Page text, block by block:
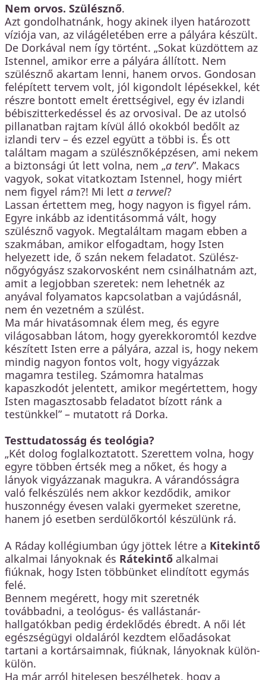
Nem orvos. Szülésznő.
Azt gondolhatnánk, hogy akinek ilyen határozott
víziója van, az világéletében erre a pályára készült.
De Dorkával nem így történt. „Sokat küzdöttem az
Istennel, amikor erre a pályára állított. Nem
szülésznő akartam lenni, hanem orvos. Gondosan
felépített tervem volt, jól kigondolt lépésekkel, két
részre bontott emelt érettségivel, egy év izlandi
bébiszitterkedéssel és az orvosival. De az utolsó
pillanatban rajtam kívül álló okokból bedőlt az
izlandi terv – és ezzel együtt a többi is. És ott
találtam magam a szülésznőképzésen, ami nekem
a biztonsági út lett volna, nem „a terv”. Makacs
vagyok, sokat vitatkoztam Istennel, hogy miért
nem figyel rám?! Mi lett a tervvel?
Lassan értettem meg, hogy nagyon is figyel rám.
Egyre inkább az identitásommá vált, hogy
szülésznő vagyok. Megtaláltam magam ebben a
szakmában, amikor elfogadtam, hogy Isten
helyezett ide, ő szán nekem feladatot. Szülész-
nőgyógyász szakorvosként nem csinálhatnám azt,
amit a legjobban szeretek: nem lehetnék az
anyával folyamatos kapcsolatban a vajúdásnál,
nem én vezetném a szülést.
Ma már hivatásomnak élem meg, és egyre
világosabban látom, hogy gyerekkoromtól kezdve
készített Isten erre a pályára, azzal is, hogy nekem
mindig nagyon fontos volt, hogy vigyázzak
magamra testileg. Számomra hatalmas
kapaszkodót jelentett, amikor megértettem, hogy
Isten magasztosabb feladatot bízott ránk a
testünkkel” – mutatott rá Dorka.
Testtudatosság és teológia?
„Két dolog foglalkoztatott. Szerettem volna, hogy
egyre többen értsék meg a nőket, és hogy a
lányok vigyázzanak magukra. A várandósságra
való felkészülés nem akkor kezdődik, amikor
huszonnégy évesen valaki gyermeket szeretne,
hanem jó esetben serdülőkortól készülünk rá.
A Ráday kollégiumban úgy jöttek létre a Kitekintő
alkalmai lányoknak és Rátekintő alkalmai
fiúknak, hogy Isten többünket elindított egymás
felé.
Bennem megérett, hogy mit szeretnék
továbbadni, a teológus- és vallástanár-
hallgatókban pedig érdeklődés ébredt. A női lét
egészségügyi oldaláról kezdtem előadásokat
tartani a kortársaimnak, fiúknak, lányoknak külön-
külön.
Ha már arról hitelesen beszélhetek, hogy a